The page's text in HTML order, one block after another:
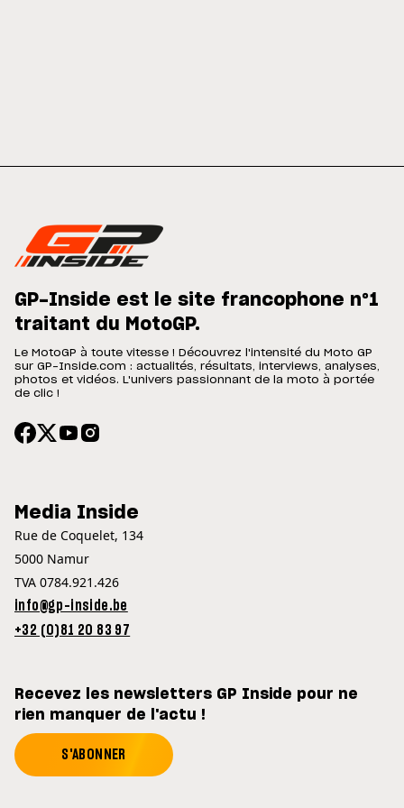
GP-Inside est le site francophone n°1
traitant du MotoGP.
Le MotoGP à toute vitesse ! Découvrez l'intensité du Moto GP
sur GP-Inside.com : actualités, résultats, interviews, analyses,
photos et vidéos. L'univers passionnant de la moto à portée
de clic !
Media Inside
Rue de Coquelet, 134
5000 Namur
TVA 0784.921.426
info@gp-inside.be
+32 (0)81 20 83 97
Recevez les newsletters GP Inside pour ne
rien manquer de l'actu !
S'ABONNER